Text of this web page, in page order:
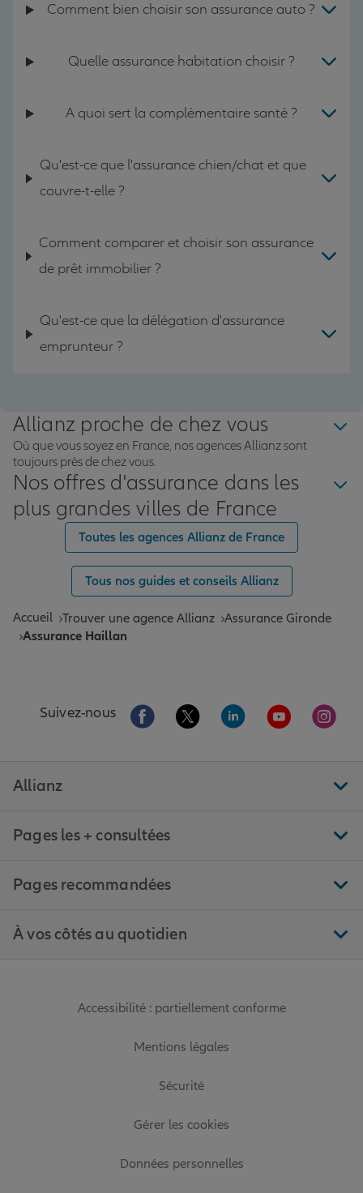
Comment bien choisir son assurance auto ?
Quelle assurance habitation choisir ?
A quoi sert la complémentaire santé ?
Qu'est-ce que l'assurance chien/chat et que
couvre-t-elle ?
Comment comparer et choisir son assurance
de prêt immobilier ?
Qu'est-ce que la délégation d'assurance
emprunteur ?
Allianz proche de chez vous
Où que vous soyez en France, nos agences Allianz sont
toujours près de chez vous.
Nos offres d'assurance dans les
plus grandes villes de France
Toutes les agences Allianz de France
Tous nos guides et conseils Allianz
Accueil Trouver une agence Allianz Assurance Gironde
Assurance Haillan
Suivez-nous Aller sur la page Facebook de Allianz
Aller sur la page Twitter de
Aller sur la page
Aller sur la
Aller
Allianz
Pages les + consultées
Pages recommandées
À vos côtés au quotidien
Accessibilité : partiellement conforme
Mentions légales
Sécurité
Gérer les cookies
Données personnelles